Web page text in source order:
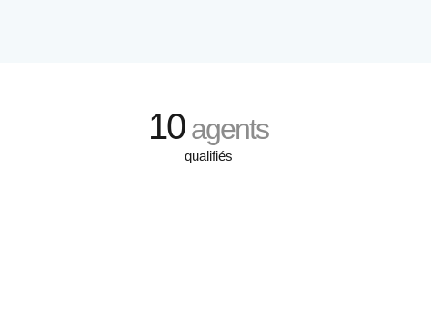
10agents
qualifiés